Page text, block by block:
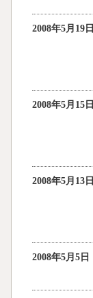
2008年5月19日
2008年5月15日
2008年5月13日
2008年5月5日